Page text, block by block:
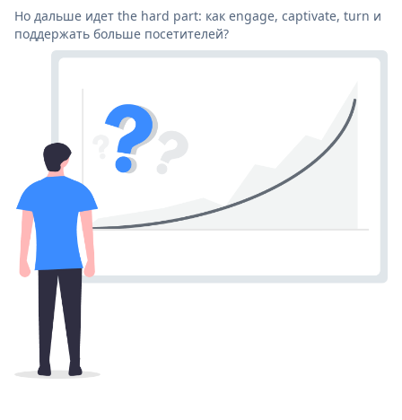
Но дальше идет the hard part: как engage, captivate, turn и
поддержать больше посетителей?